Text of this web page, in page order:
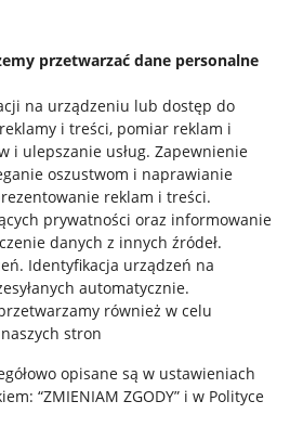
przetwarzać dane personalne
na urządzeniu lub dostęp do
i treści, pomiar reklam i
i ulepszanie usług. Zapewnienie
oszustwom i naprawianie
reklam i treści.
prywatności oraz informowanie
danych z innych źródeł.
. Identyfikacja urządzeń na
automatycznie.
również w celu
stron
opisane są w ustawieniach
“ZMIENIAM ZGODY” i w Polityce
Cyfrowych